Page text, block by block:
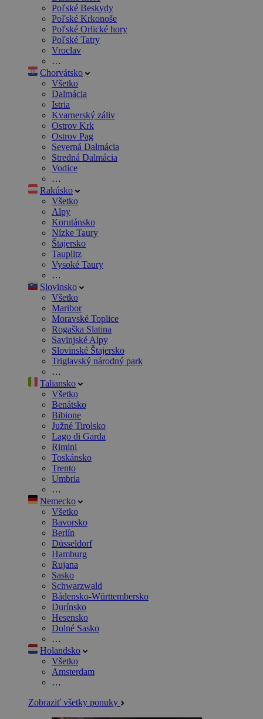
Poľské Beskydy
Poľské Krkonoše
Poľské Orlické hory
Poľské Tatry
Vroclav
…
Chorvátsko
Všetko
Dalmácia
Istria
Kvarnerský záliv
Ostrov Krk
Ostrov Pag
Severná Dalmácia
Stredná Dalmácia
Vodice
…
Rakúsko
Všetko
Alpy
Korutánsko
Nízke Taury
Štajersko
Tauplitz
Vysoké Taury
…
Slovinsko
Všetko
Maribor
Moravské Toplice
Rogaška Slatina
Savinjské Alpy
Slovinské Štajersko
Triglavský národný park
…
Taliansko
Všetko
Benátsko
Bibione
Južné Tirolsko
Lago di Garda
Rimini
Toskánsko
Trento
Umbria
…
Nemecko
Všetko
Bavorsko
Berlín
Düsseldorf
Hamburg
Rujana
Sasko
Schwarzwald
Bádensko-Württembersko
Durínsko
Hesensko
Dolné Sasko
…
Holandsko
Všetko
Amsterdam
…
Zobraziť všetky ponuky